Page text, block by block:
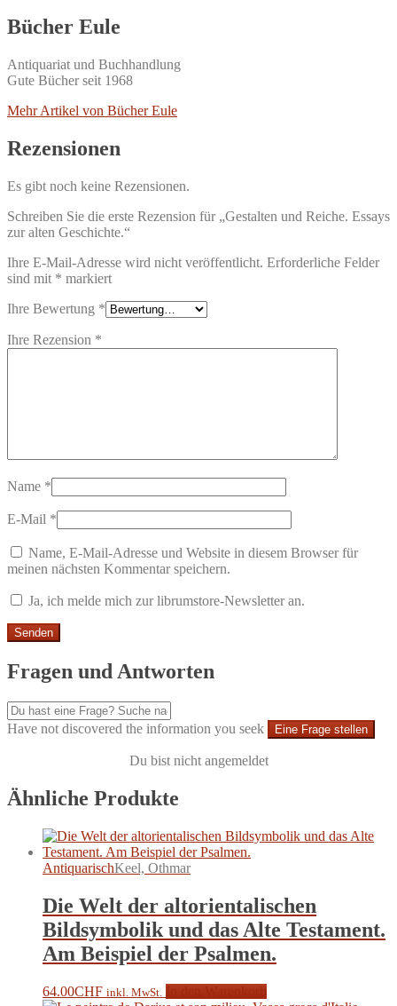
Bücher Eule
Antiquariat und Buchhandlung
Gute Bücher seit 1968
Mehr Artikel von Bücher Eule
Rezensionen
Es gibt noch keine Rezensionen.
Schreiben Sie die erste Rezension für „Gestalten und Reiche. Essays
zur alten Geschichte.“
Ihre E-Mail-Adresse wird nicht veröffentlicht. Erforderliche Felder
sind mit * markiert
Ihre Bewertung *
Ihre Rezension *
Name *
E-Mail *
Name, E-Mail-Adresse und Website in diesem Browser für
meinen nächsten Kommentar speichern.
Ja, ich melde mich zur librumstore-Newsletter an.
Fragen und Antworten
Have not discovered the information you seek Eine Frage stellen
Du bist nicht angemeldet
Ähnliche Produkte
AntiquarischKeel, Othmar
Die Welt der altorientalischen
Bildsymbolik und das Alte Testament.
Am Beispiel der Psalmen.
64.00CHF inkl. MwSt.